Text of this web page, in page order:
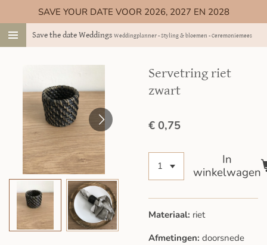
direct
naar
Save the date Weddings Weddingplanner - Styling & bloemen - Ceremoniemeester
SAVE YOUR DATE VOOR 2026, 2027 EN 2028
Servetring riet
zwart
€ 0,75
In
winkelwagen
Materiaal: riet
Afmetingen: doorsnede